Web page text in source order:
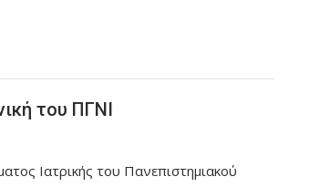
του ΠΓΝΙ
Ιατρικής του Πανεπιστημιακού